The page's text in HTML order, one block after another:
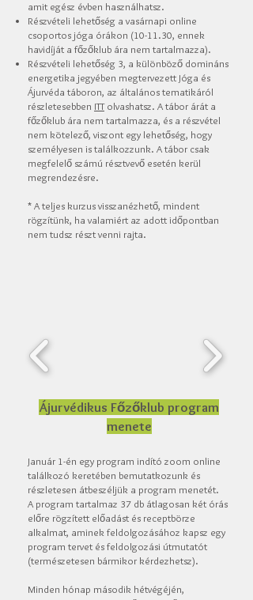
amit egész évben használhatsz.
Részvételi lehetőség a vasárnapi online
csoportos jóga órákon (10-11.30, ennek
havidíját a főzőklub ára nem tartalmazza).
Részvételi lehetőség 3, a különböző domináns
energetika jegyében megtervezett Jóga és
Ájurvéda táboron, az általánostematikáról
részletesebben ITTolvashatsz. A tábor árát a
főzőklub ára nem tartalmazza, és a részvétel
nem kötelező, viszont egy lehetőség, hogy
személyesen is találkozzunk. A tábor csak
megfelelő számú résztvevő esetén kerül
megrendezésre.
* A teljes kurzus visszanézhető, mindent
rögzítünk, ha valamiért az adott időpontban
nem tudsz részt venni rajta.
Ájurvédikus Főzőklub program
menete
Január 1-én egy program indító zoom online
találkozó keretében bemutatkozunk és
részletesen átbeszéljük a program menetét.
A program tartalmaz 37 db átlagosan két órás
előre rögzített előadást és receptbörze
alkalmat, aminek feldolgozásához kapsz egy
program tervet és feldolgozási útmutatót
(természetesen bármikor kérdezhetsz).
Minden hónap második hétvégéjén,